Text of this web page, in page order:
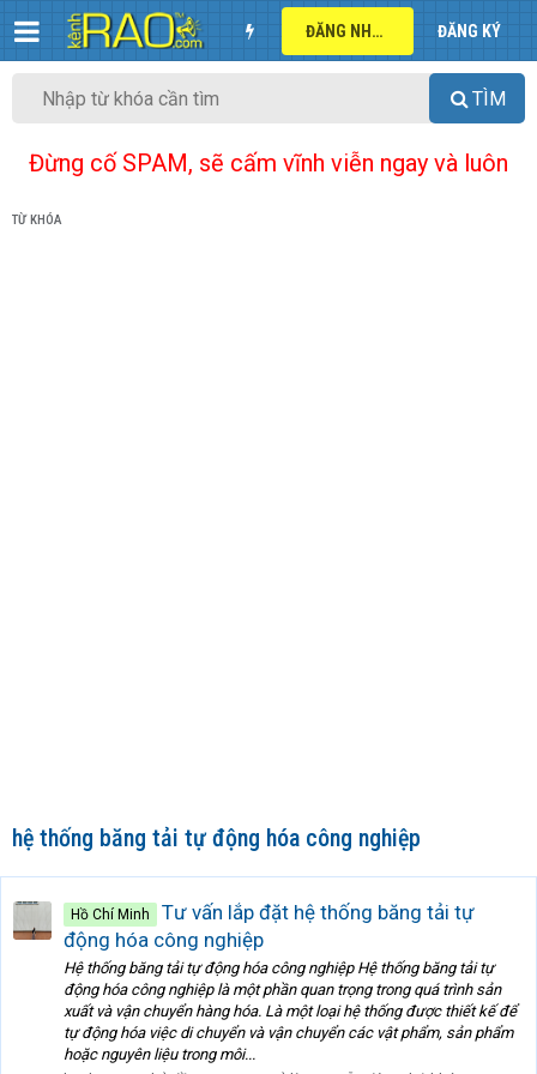
ĐĂNG NHẬP ĐĂNG KÝ
TÌM
Đừng cố SPAM, sẽ cấm vĩnh viễn ngay và luôn
TỪ KHÓA
hệ thống băng tải tự động hóa công nghiệp
Hồ Chí Minh
Tư vấn lắp đặt hệ thống băng tải tự
động hóa công nghiệp
Hệ thống băng tải tự động hóa công nghiệp Hệ thống băng tải tự
động hóa công nghiệp là một phần quan trọng trong quá trình sản
xuất và vận chuyển hàng hóa. Là một loại hệ thống được thiết kế để
tự động hóa việc di chuyển và vận chuyển các vật phẩm, sản phẩm
hoặc nguyên liệu trong môi...